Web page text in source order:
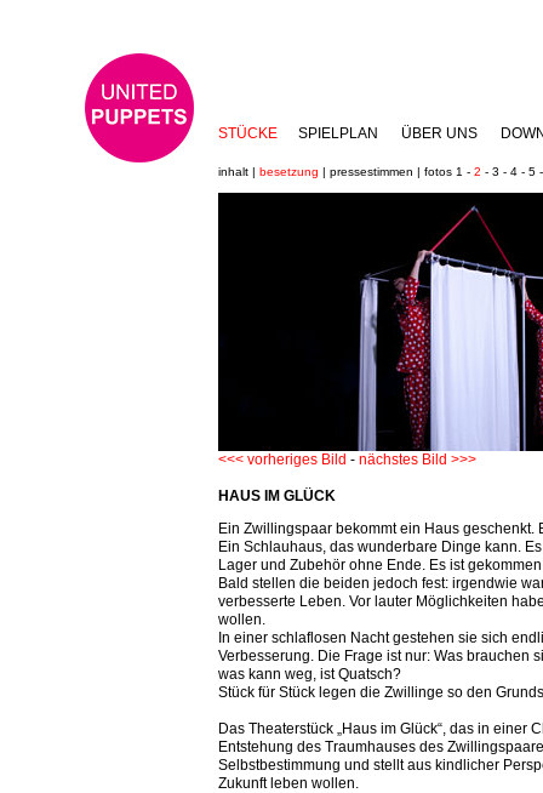
STÜCKE SPIELPLAN ÜBER UNS
inhalt | besetzung | pressestimmen | fotos 1 - 2 - 3 - 4 - 5
<<< vorheriges Bild - nächstes Bild >>>
HAUS IM GLÜCK
Ein Zwillingspaar bekommt ein Haus geschenkt.
Ein Schlauhaus, das wunderbare Dinge kann.
Lager und Zubehör ohne Ende. Es ist
Bald stellen die beiden jedoch fest: irgendwie
verbesserte Leben. Vor lauter Möglichkeiten
wollen.
In einer schlaflosen Nacht gestehen sie sich
Verbesserung. Die Frage ist nur: Was brauchen
was kann weg, ist Quatsch?
Stück für Stück legen die Zwillinge so den
Das Theaterstück „Haus im Glück“, das in
Entstehung des Traumhauses des
Selbstbestimmung und stellt aus kindlicher
Zukunft leben wollen.